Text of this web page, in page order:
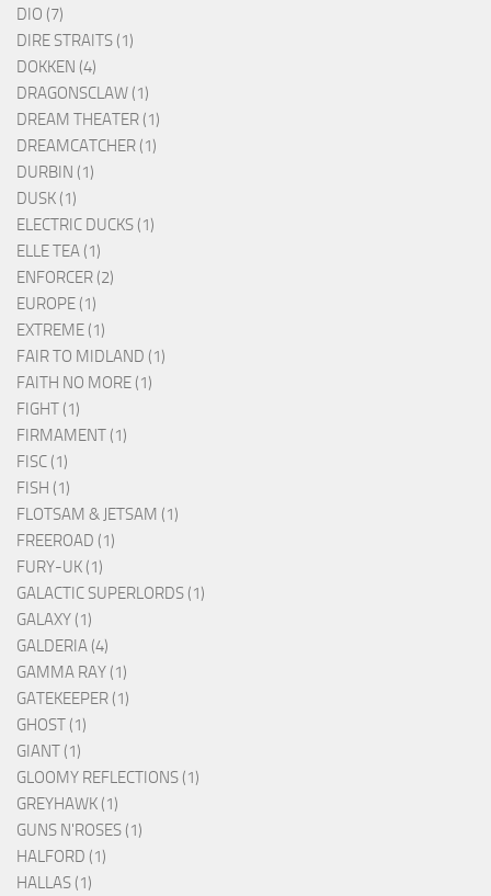
DIO (7)
DIRE STRAITS (1)
DOKKEN (4)
DRAGONSCLAW (1)
DREAM THEATER (1)
DREAMCATCHER (1)
DURBIN (1)
DUSK (1)
ELECTRIC DUCKS (1)
ELLE TEA (1)
ENFORCER (2)
EUROPE (1)
EXTREME (1)
FAIR TO MIDLAND (1)
FAITH NO MORE (1)
FIGHT (1)
FIRMAMENT (1)
FISC (1)
FISH (1)
FLOTSAM & JETSAM (1)
FREEROAD (1)
FURY-UK (1)
GALACTIC SUPERLORDS (1)
GALAXY (1)
GALDERIA (4)
GAMMA RAY (1)
GATEKEEPER (1)
GHOST (1)
GIANT (1)
GLOOMY REFLECTIONS (1)
GREYHAWK (1)
GUNS N'ROSES (1)
HALFORD (1)
HALLAS (1)